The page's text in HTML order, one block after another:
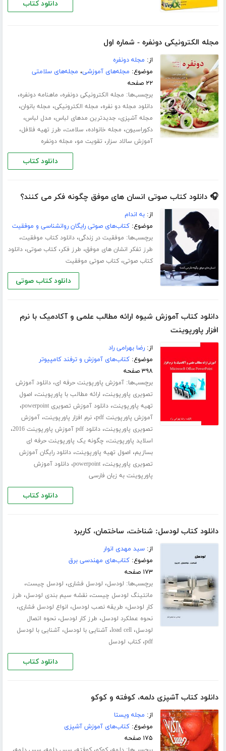
دانلود کتاب
مجله الکترونیکی دونفره - شماره اول
از: مجله دونفره
موضوع: مجله‌های آموزشی، مجله‌های سلامتی
۲۲ صفحه
برچسب‌ها: مجله الکترونیکی دونفره، ماهنامه دونفره،
دانلود مجله دو نفره، مجله الکترونیکی، مجله بانوان،
مجله آشپزی، جدیدترین مدهای لباس، مدل لباس،
دکوراسیون، مجله خانواده، سلامت، طرز تهیه فلافل،
آموزش سالاد سزار، تقویت مو، مجله دونفره
دانلود کتاب
🎧 دانلود کتاب صوتی انسان های موفق چگونه فکر می کنند؟
از:به اندام
موضوع:کتاب‌های صوتی رایگان روانشناسی و موفقیت
برچسب‌ها: موفقیت در زندگی،دانلود کتاب موفقیت،
طرز تفکر انشان های موفق، طرز فکر،کتاب صوتی،دانلود
کتاب صوتی،کتاب صوتی موفقیت
دانلود کتاب صوتی
دانلود کتاب آموزش شیوه ارائه مطالب علمی و آکادمیک با نرم
افزار پاورپوینت
از:رضا بهرامی راد
موضوع:کتاب‌های آموزش و ترفند کامپیوتر
۳۹۸ صفحه
برچسب‌ها:آموزش پاورپوینت حرفه ای،دانلود آموزش
تصویری پاورپوینت، ارائه مطالب با پاورپوینت، اصول
تهیه پاورپوینت،دانلود آموزش تصویری powerpoint ،
آموزش پاورپوینت pdf ،نرم افزار پاورپوینت،آموزش
تصویری پاورپوینت،دانلود pdf آموزش پاورپوینت 2016 ،
اسلاید پاورپوینت، چگونه یک پاورپوینت حرفه ای
بسازیم، اصول تهیه پاورپوینت،دانلود رایگان آموزش
تصویری پاورپوینت،powerpoint،دانلود آموزش
پاورپوینت به زبان فارسی
دانلود کتاب
دانلود کتاب لودسل: شناخت، ساختمان، کاربرد
از:سید مهدی انوار
موضوع:کتاب‌های مهندسی برق
۱۷۳ صفحه
برچسب‌ها: لودسل، لودسل فشاری، لودسل چیست،
مانتینگ لودسل چیست،نقشه سیم بندی لودسل، طرز
کار لودسل، طریقه نصب لودسل، انواع لودسل فشاری،
نحوه عملکرد لودسل، طرز کار لودسل،نحوه اتصال
لودسل،load cell،آشنایی با لودسل،آشنایی با لودسل
pdf،کتاب لودسل
دانلود کتاب
دانلود کتاب آشپزی دلمه، کوفته و کوکو
از: مجله ویستا
موضوع:کتاب‌های آموزش آشپزی
۱۷۵ صفحه